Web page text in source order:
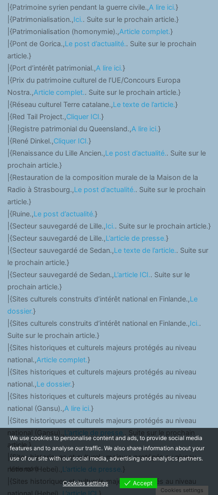
|{Patrimoine syrien pendant la guerre civile.,A lire ici.}
|{Patrimonialisation.,Ici.. Suite sur le prochain article.}
|{Patrimonialisation (homonymie).,Article complet.}
|{Pont de Gorica.,Le post d’actualité.. Suite sur le prochain
article.}
|{Port d’intérêt patrimonial.,A lire ici.}
|{Prix du patrimoine culturel de l’UE/Concours Europa
Nostra.,Article complet.. Suite sur le prochain article.}
|{Réseau culturel Terre catalane.,Le texte de l’article.}
|{Red Tail Project.,Cliquer ICI.}
|{Registre patrimonial du Queensland.,A lire ici.}
|{René Dinkel.,Cliquer ICI.}
|{Renaissance du Lille Ancien.,Le post d’actualité.. Suite sur le
prochain article.}
|{Restauration de la composition murale de la Maison de la
Radio à Strasbourg.,Le post d’actualité.. Suite sur le prochain
article.}
|{Ruine.,Le post d’actualité.}
|{Secteur sauvegardé de Lille.,Ici.. Suite sur le prochain article.}
|{Secteur sauvegardé de Lille.,L’article de presse.}
|{Secteur sauvegardé de Sedan.,Le texte de l’article.. Suite sur
le prochain article.}
|{Secteur sauvegardé de Sedan.,L’article ICI.. Suite sur le
prochain article.}
|{Sites culturels construits d’intérêt national en Finlande.,Le
dossier.}
|{Sites culturels construits d’intérêt national en Finlande.,Ici..
Suite sur le prochain article.}
|{Sites historiques et culturels majeurs protégés au niveau
national.,Article complet.}
|{Sites historiques et culturels majeurs protégés au niveau
national.,Le dossier.}
|{Sites historiques et culturels majeurs protégés au niveau
national (Gansu).,A lire ici.}
|{Sites historiques et culturels majeurs protégés au niveau
national (Gansu)., L’article de presse.
. Suite sur le prochain
article.}
|{Sites historiques et culturels majeurs protégés au niveau
national (Hebei)., L’article de presse. }
|{Sites historiques et culturels majeurs protégés au niveau
We use cookies to personalise content and ads, to provide social media
features and to analyse our traffic. We also share information about your
use of our site with our social media, advertising and analytics partners.
View more
Cookies settings
Accept
Cookies settings